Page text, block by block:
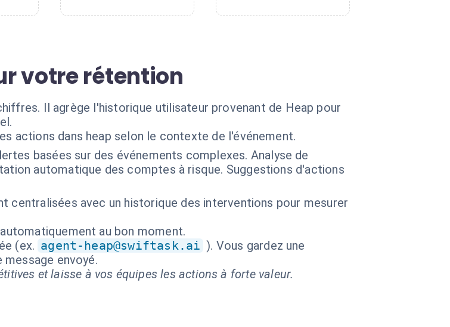
votre rétention
Il agrège l'historique utilisateur provenant de Heap pour
actions dans heap selon le contexte de l'événement.
basées sur des événements complexes. Analyse de
automatique des comptes à risque. Suggestions d'actions
centralisées avec un historique des interventions pour mesurer
au bon moment.
(ex. agent-heap@swiftask.ai ). Vous gardez une
envoyé.
et laisse à vos équipes les actions à forte valeur.